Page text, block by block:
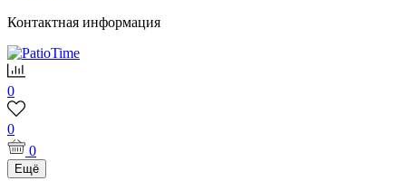
Контактная информация
0
0
0
Ещё